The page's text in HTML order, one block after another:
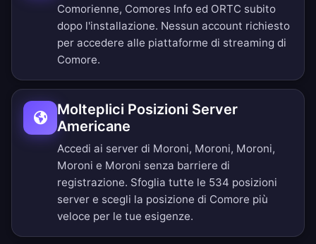
Comorienne, Comores Info ed ORTC subito
dopo l'installazione. Nessun account richiesto
per accedere alle piattaforme di streaming di
Comore.
Molteplici Posizioni Server
Americane
Accedi ai server di Moroni, Moroni, Moroni,
Moroni e Moroni senza barriere di
registrazione. Sfoglia tutte le 534 posizioni
server e scegli la posizione di Comore più
veloce per le tue esigenze.